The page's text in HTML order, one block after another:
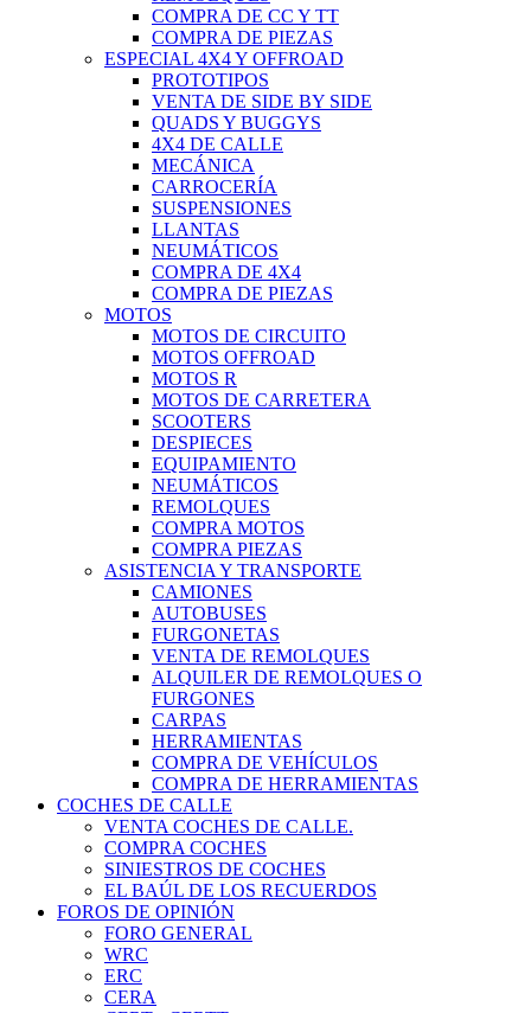
COMPRA DE CC Y TT
COMPRA DE PIEZAS
ESPECIAL 4X4 Y OFFROAD
PROTOTIPOS
VENTA DE SIDE BY SIDE
QUADS Y BUGGYS
4X4 DE CALLE
MECÁNICA
CARROCERÍA
SUSPENSIONES
LLANTAS
NEUMÁTICOS
COMPRA DE 4X4
COMPRA DE PIEZAS
MOTOS
MOTOS DE CIRCUITO
MOTOS OFFROAD
MOTOS R
MOTOS DE CARRETERA
SCOOTERS
DESPIECES
EQUIPAMIENTO
NEUMÁTICOS
REMOLQUES
COMPRA MOTOS
COMPRA PIEZAS
ASISTENCIA Y TRANSPORTE
CAMIONES
AUTOBUSES
FURGONETAS
VENTA DE REMOLQUES
ALQUILER DE REMOLQUES O
FURGONES
CARPAS
HERRAMIENTAS
COMPRA DE VEHÍCULOS
COMPRA DE HERRAMIENTAS
COCHES DE CALLE
VENTA COCHES DE CALLE.
COMPRA COCHES
SINIESTROS DE COCHES
EL BAÚL DE LOS RECUERDOS
FOROS DE OPINIÓN
FORO GENERAL
WRC
ERC
CERA